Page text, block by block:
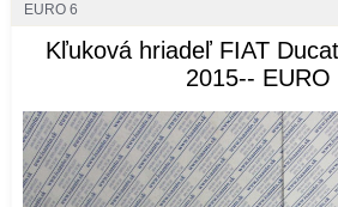
EURO 6
Kľuková hriadeľ FIAT
2015-- EURO